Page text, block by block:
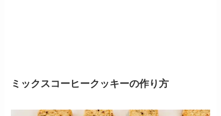
ミックスコーヒークッキーの作り方